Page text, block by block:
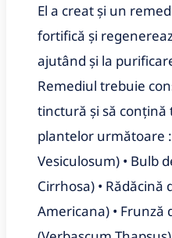
El a creat și un
fortifică și
ajutând și la
Remediul trebuie
tinctură și să
plantelor următoare
Vesiculosum) • Bulb
Cirrhosa) • Rădăcină
Americana) • Frunză